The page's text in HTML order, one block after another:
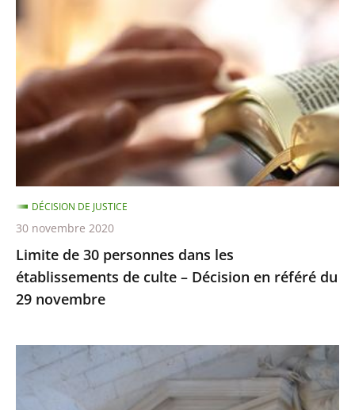
30
personnes
dans
les
établissements
de
culte
–
Décision
en
référé
du
29
Limite de 30 personnes dans les
établissements de culte – Décision en référé du
29 novembre
DÉCISION DE JUSTICE
30 novembre 2020
juge
des